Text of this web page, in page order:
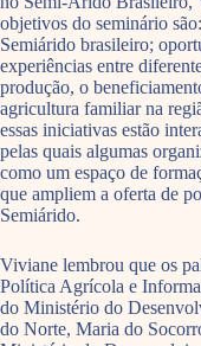
objetivos do seminário
Semiárido brasileiro;
experiências entre
produção, o
agricultura familiar na
essas iniciativas estão
pelas quais algumas
como um espaço de
que ampliem a oferta de
Semiárido.
Viviane lembrou que os
Política Agrícola e
do Ministério do
do Norte, Maria do